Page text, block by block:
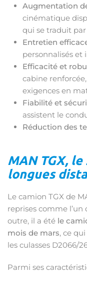
Augmentation
cinématique
qui se traduit
Entretien
personnalisés et
Efficacité et
cabine
exigences en
Fiabilité et
assistent le
Réduction des
MAN TGX,
longues
Le camion TGX de
reprises comme
outre, il a été le
mois de mars, ce
les culasses D2066/
Parmi ses